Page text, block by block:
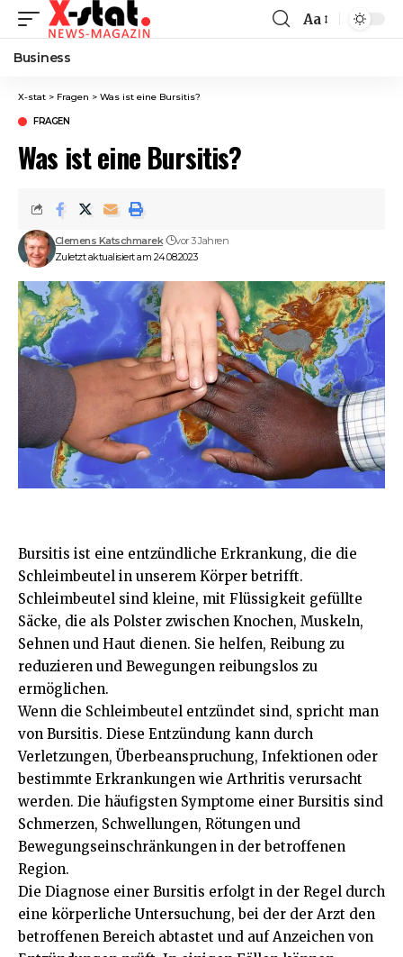
Font
Aa
Business
X-stat > Fragen > Was ist eine Bursitis?
FRAGEN
Was ist eine Bursitis?
Zuletzt aktualisiert am 24.08.2023
Clemens Katschmarek vor 3 Jahren
Bursitis ist eine entzündliche Erkrankung, die die
Schleimbeutel in unserem Körper betrifft.
Schleimbeutel sind kleine, mit Flüssigkeit gefüllte
Säcke, die als Polster zwischen Knochen, Muskeln,
Sehnen und Haut dienen. Sie helfen, Reibung zu
reduzieren und Bewegungen reibungslos zu
ermöglichen.
Wenn die Schleimbeutel entzündet sind, spricht man
von Bursitis. Diese Entzündung kann durch
Verletzungen, Überbeanspruchung, Infektionen oder
bestimmte Erkrankungen wie Arthritis verursacht
werden. Die häufigsten Symptome einer Bursitis sind
Schmerzen, Schwellungen, Rötungen und
Bewegungseinschränkungen in der betroffenen
Region.
Die Diagnose einer Bursitis erfolgt in der Regel durch
eine körperliche Untersuchung, bei der der Arzt den
betroffenen Bereich abtastet und auf Anzeichen von